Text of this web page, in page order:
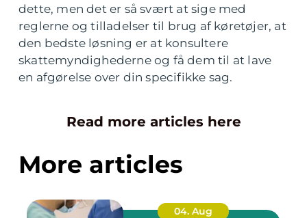
dette, men det er så svært at sige med
reglerne og tilladelser til brug af køretøjer, at
den bedste løsning er at konsultere
skattemyndighederne og få dem til at lave
en afgørelse over din specifikke sag.
Read more articles here
More articles
04. Aug